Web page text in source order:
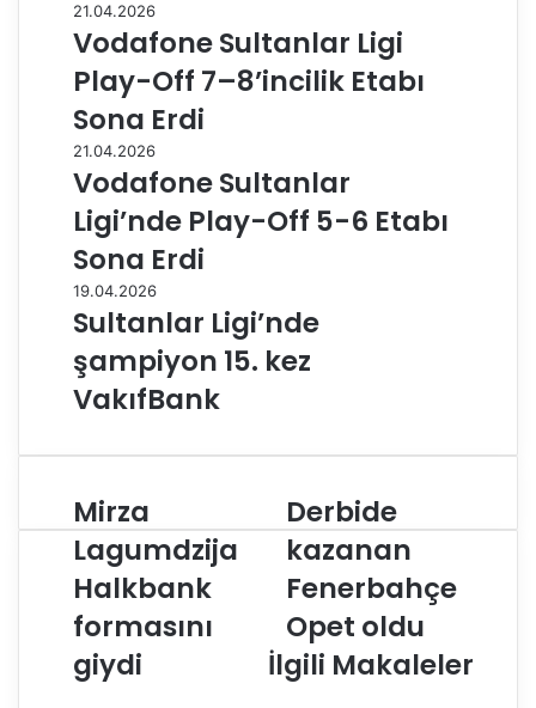
21.04.2026
Vodafone Sultanlar Ligi
Play-Off 7–8’incilik Etabı
Sona Erdi
21.04.2026
Vodafone Sultanlar
Ligi’nde Play-Off 5-6 Etabı
Sona Erdi
19.04.2026
Sultanlar Ligi’nde
şampiyon 15. kez
VakıfBank
M
i
z
L
a
g
Mirza
Lagumdzija
Halkbank
formasını
giydi
D
e
b
d
e
k
Derbide
kazanan
Fenerbahçe
Opet oldu
İlgili Makaleler